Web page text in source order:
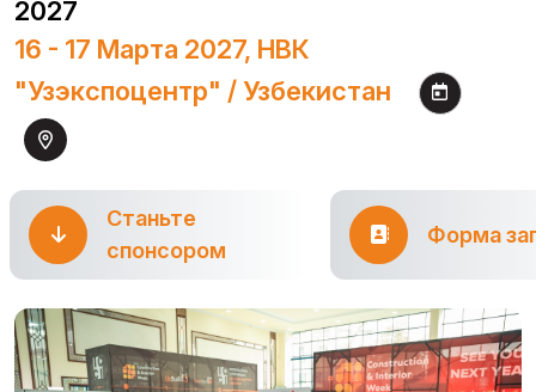
2027
16 - 17 Марта 2027, НВК
"Узэкспоцентр" / Узбекистан
Станьте
спонсором
Форма